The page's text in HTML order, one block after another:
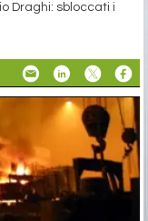
Draghi: sbloccati i